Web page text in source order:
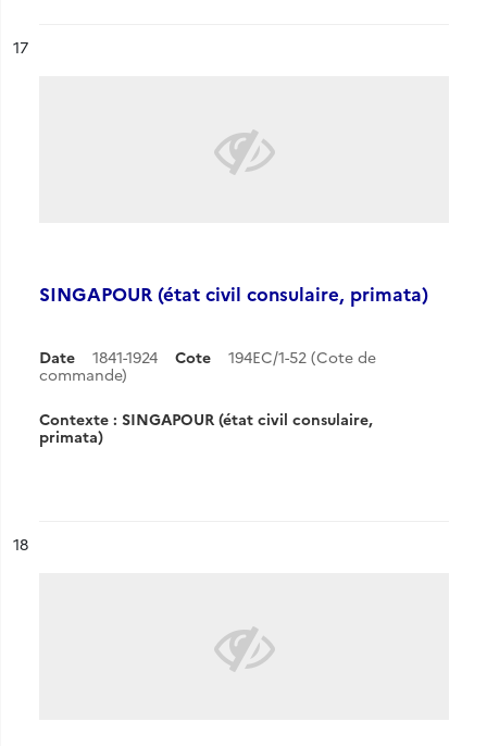
n°
17
SINGAPOUR (état civil consulaire, primata)
Date 1841-1924 Cote
194EC/1-52 (Cote de
commande)
Contexte : SINGAPOUR (état civil consulaire,
primata)
n°
18